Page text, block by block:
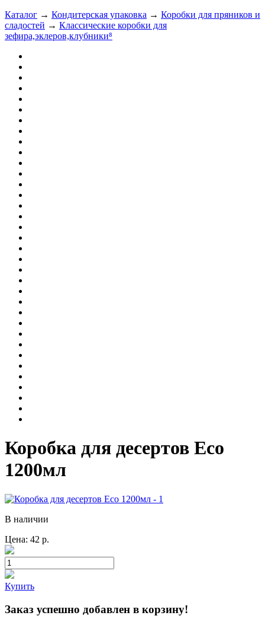
Каталог → Кондитерская упаковка → Коробки для пряников и
сладостей → Классические коробки для
зефира,эклеров,клубники⁸
Коробка для десертов Eco
1200мл
В наличии
Цена: 42 р.
Купить
Заказ успешно добавлен в корзину!